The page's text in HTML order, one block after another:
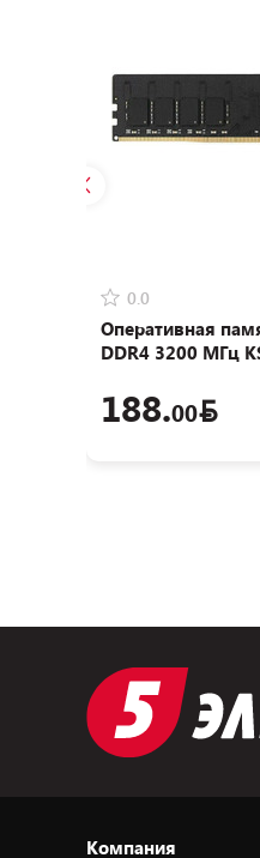
0.0
Оперативная
DDR4 3200 МГц
188.00
Компания